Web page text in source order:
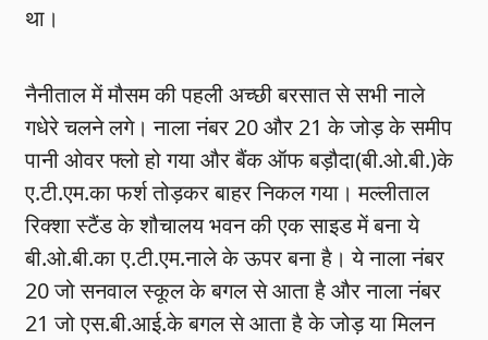
था।
नैनीताल में मौसम की पहली अच्छी बरसात से सभी नाले
गधेरे चलने लगे। नाला नंबर 20 और 21 के जोड़ के समीप
पानी ओवर फ्लो हो गया और बैंक ऑफ बड़ौदा(बी.ओ.बी.)के
ए.टी.एम.का फर्श तोड़कर बाहर निकल गया। मल्लीताल
रिक्शा स्टैंड के शौचालय भवन की एक साइड में बना ये
बी.ओ.बी.का ए.टी.एम.नाले के ऊपर बना है। ये नाला नंबर
20 जो सनवाल स्कूल के बगल से आता है और नाला नंबर
21 जो एस.बी.आई.के बगल से आता है के जोड़ या मिलन